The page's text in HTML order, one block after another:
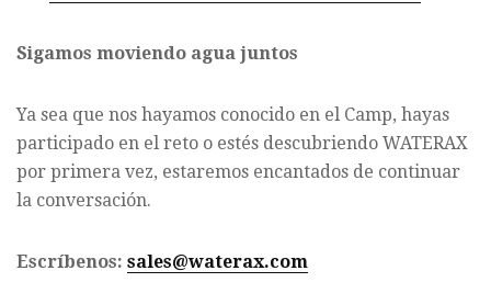
Sigamos moviendo agua juntos
Ya sea que nos hayamos conocido en el Camp, hayas
participado en el reto o estés descubriendo WATERAX
por primera vez, estaremos encantados de continuar
la conversación.
Escríbenos: sales@waterax.com